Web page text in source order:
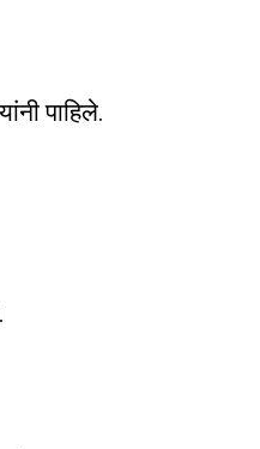
पाहिले.